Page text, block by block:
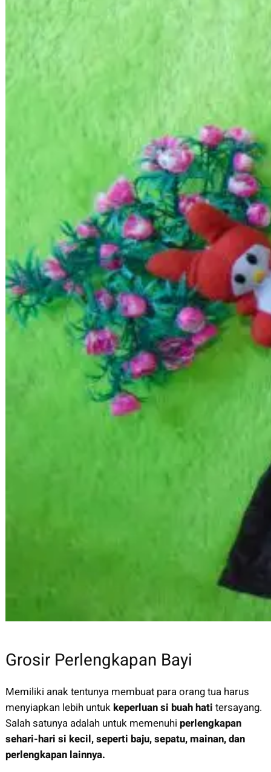
Grosir Perlengkapan Bayi
Memiliki anak tentunya membuat para orang tua harus
menyiapkan lebih untukkeperluan si buah hati tersayang.
Salah satunya adalah untuk memenuhi perlengkapan
sehari-hari si kecil, seperti baju, sepatu, mainan, dan
perlengkapan lainnya.